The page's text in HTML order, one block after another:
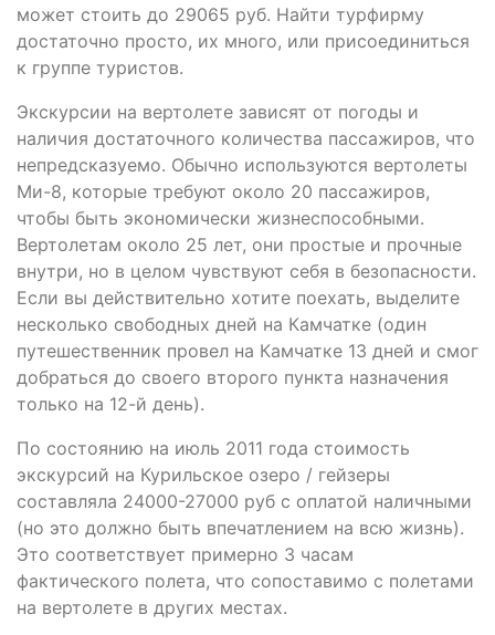
может стоить до 29065 руб. Найти турфирму
достаточно просто, их много, или присоединиться
к группе туристов.
Экскурсии на вертолете зависят от погоды и
наличия достаточного количества пассажиров, что
непредсказуемо. Обычно используются вертолеты
Ми-8, которые требуют около 20 пассажиров,
чтобы быть экономически жизнеспособными.
Вертолетам около 25 лет, они простые и прочные
внутри, но в целом чувствуют себя в безопасности.
Если вы действительно хотите поехать, выделите
несколько свободных дней на Камчатке (один
путешественник провел на Камчатке 13 дней и смог
добраться до своего второго пункта назначения
только на 12-й день).
По состоянию на июль 2011 года стоимость
экскурсий на Курильское озеро / гейзеры
составляла 24000-27000 руб с оплатой наличными
(но это должно быть впечатлением на всю жизнь).
Это соответствует примерно 3 часам
фактического полета, что сопоставимо с полетами
на вертолете в других местах.